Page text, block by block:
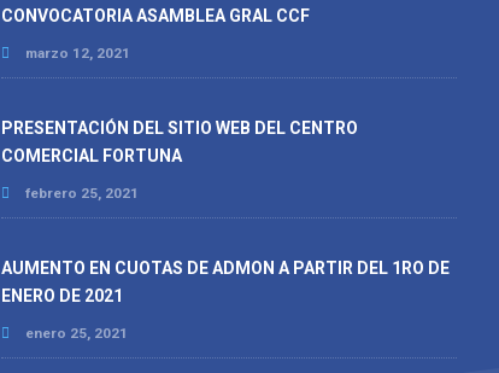
CONVOCATORIA ASAMBLEA GRAL CCF
marzo 12, 2021
PRESENTACIÓN DEL SITIO WEB DEL CENTRO
COMERCIAL FORTUNA
febrero 25, 2021
AUMENTO EN CUOTAS DE ADMON A PARTIR DEL 1RO DE
ENERO DE 2021
enero 25, 2021